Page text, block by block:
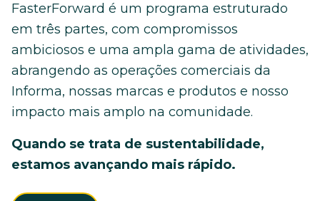
FasterForward é um programa estruturado
em três partes, com compromissos
ambiciosos e uma ampla gama de atividades,
abrangendo as operações comerciais da
Informa, nossas marcas e produtos e nosso
impacto mais amplo na comunidade.
Quando se trata de sustentabilidade,
estamos avançando mais rápido.